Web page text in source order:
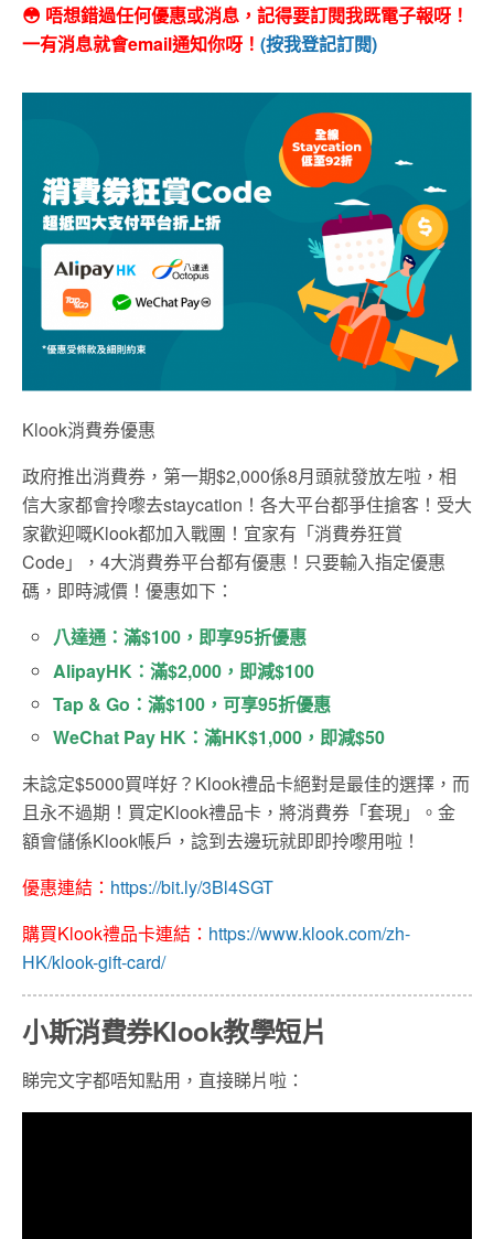
😳 唔想錯過任何優惠或消息，記得要訂閱我既電子報呀！
一有消息就會email通知你呀！ (按我登記訂閱)
Klook消費券優惠
政府推出消費券，第一期$2,000係8月頭就發放左啦，相
信大家都會拎嚟去staycation！各大平台都爭住搶客！受大
家歡迎嘅Klook都加入戰團！宜家有「消費券狂賞
Code」，4大消費券平台都有優惠！只要輸入指定優惠
碼，即時減價！優惠如下：
八達通：滿$100，即享95折優惠
AlipayHK：滿$2,000，即減$100
Tap & Go：滿$100，可享95折優惠
WeChat Pay HK：滿HK$1,000，即減$50
未諗定$5000買咩好？Klook禮品卡絕對是最佳的選擇，而
且永不過期！買定Klook禮品卡，將消費券「套現」。金
額會儲係Klook帳戶，諗到去邊玩就即即拎嚟用啦！
優惠連結： https://bit.ly/3Bl4SGT
購買Klook禮品卡連結： https://www.klook.com/zh-
HK/klook-gift-card/
小斯消費券Klook教學短片
睇完文字都唔知點用，直接睇片啦：